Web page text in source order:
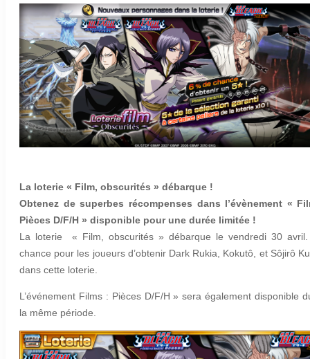
La loterie « Film, obscurités » débarque !
Obtenez de superbes récompenses dans l’évènement «
Pièces D/F/H » disponible pour une durée limitée !
La loterie « Film, obscurités » débarque le vendredi 30 avril.
chance pour les joueurs d’obtenir Dark Rukia, Kokutô , et Sôjirô
dans cette loterie.
L’événement Films : Pièces D/F/H » sera également disponible
la même période.